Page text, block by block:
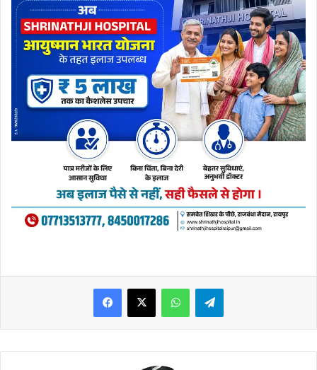
WhatsAppTelegram